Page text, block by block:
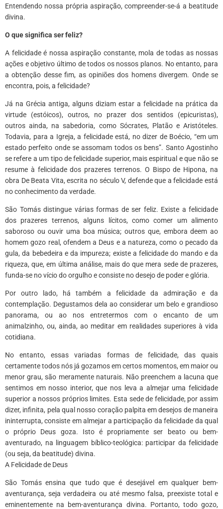
Entendendo nossa própria aspiração, compreender-se-á a beatitude
divina.
O que significa ser feliz?
A felicidade é nossa aspiração constante, mola de todas as nossas
ações e objetivo último de todos os nossos planos. No entanto, para
a obtenção desse fim, as opiniões dos homens divergem. Onde se
encontra, pois, a felicidade?
Já na Grécia antiga, alguns diziam estar a felicidade na prática da
virtude (estóicos), outros, no prazer dos sentidos (epicuristas),
outros ainda, na sabedoria, como Sócrates, Platão e Aristóteles.
Todavia, para a Igreja, a felicidade está, no dizer de Boécio, “em um
estado perfeito onde se assomam todos os bens”. Santo Agostinho
se refere a um tipo de felicidade superior, mais espiritual e que não se
resume à felicidade dos prazeres terrenos. O Bispo de Hipona, na
obra De Beata Vita, escrita no século V, defende que a felicidade está
no conhecimento da verdade.
São Tomás distingue várias formas de ser feliz. Existe a felicidade
dos prazeres terrenos, alguns lícitos, como comer um alimento
saboroso ou ouvir uma boa música; outros que, embora deem ao
homem gozo real, ofendem a Deus e a natureza, como o pecado da
gula, da bebedeira e da impureza; existe a felicidade do mando e da
riqueza, que, em última análise, mais do que mera sede de prazeres,
funda-se no vício do orgulho e consiste no desejo de poder e glória.
Por outro lado, há também a felicidade da admiração e da
contemplação. Degustamos dela ao considerar um belo e grandioso
panorama, ou ao nos entretermos com o encanto de um
animalzinho, ou, ainda, ao meditar em realidades superiores à vida
cotidiana.
No entanto, essas variadas formas de felicidade, das quais
certamente todos nós já gozamos em certos momentos, em maior ou
menor grau, são meramente naturais. Não preenchem a lacuna que
sentimos em nosso interior, que nos leva a almejar uma felicidade
superior a nossos próprios limites. Esta sede de felicidade, por assim
dizer, infinita, pela qual nosso coração palpita em desejos de maneira
ininterrupta, consiste em almejar a participação da felicidade da qual
o próprio Deus goza. Isto é propriamente ser beato ou bem-
aventurado, na linguagem bíblico-teológica: participar da felicidade
(ou seja, da beatitude) divina.
A Felicidade de Deus
São Tomás ensina que tudo que é desejável em qualquer bem-
aventurança, seja verdadeira ou até mesmo falsa, preexiste total e
eminentemente na bem-aventurança divina. Portanto, todo gozo,